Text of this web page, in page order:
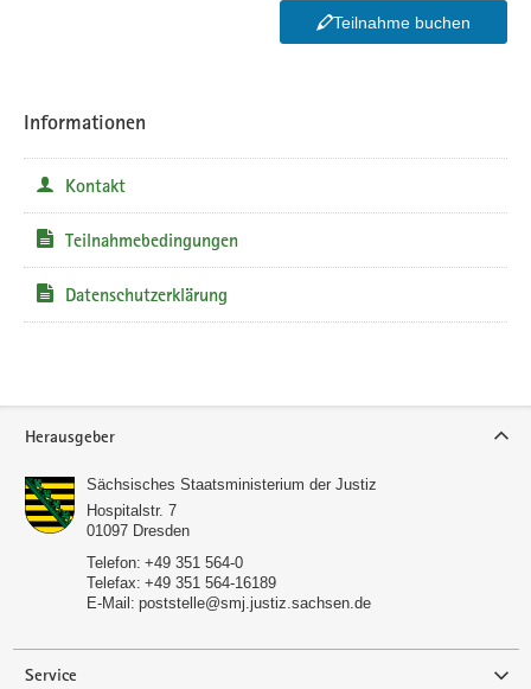
Teilnahme buchen
Informationen
Kontakt
Teilnahmebedingungen
Datenschutzerklärung
Herausgeber
Sächsisches Staatsministerium der Justiz
Hospitalstr. 7
01097 Dresden
Telefon: +49 351 564-0
Telefax: +49 351 564-16189
E-Mail: poststelle@smj.justiz.sachsen.de
Service